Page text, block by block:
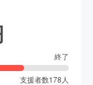
終了
支援者数178 人